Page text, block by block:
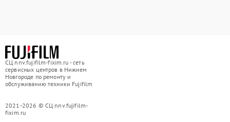
СЦ nnv.fujifilm-fixim.ru - сеть
сервисных центров в Нижнем
Новгороде по ремонту и
обслуживанию техники Fujifilm
2021-2026 © СЦ nnv.fujifilm-
fixim.ru